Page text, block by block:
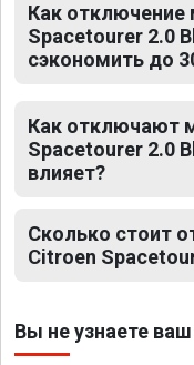
Как
Spacetourer 2.0
сэкономить до
Как отключают
Spacetourer 2.0
влияет?
Сколько стоит
Citroen
Вы не узнаете